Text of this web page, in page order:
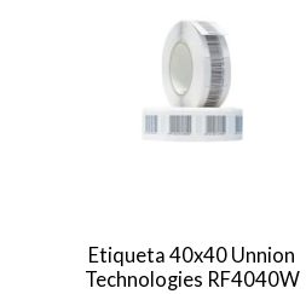
Etiqueta 40x40 Unnion
Technologies RF4040W